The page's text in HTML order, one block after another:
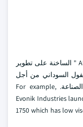
ويركّز العديد من المصنّعين في سوق " APAO " الساخنة على تطوير
السوداني من أجل
كسب تنافسي ضد مشاركين آخرين في الصناعة. For example,
Evonik Industries
1750 which has low